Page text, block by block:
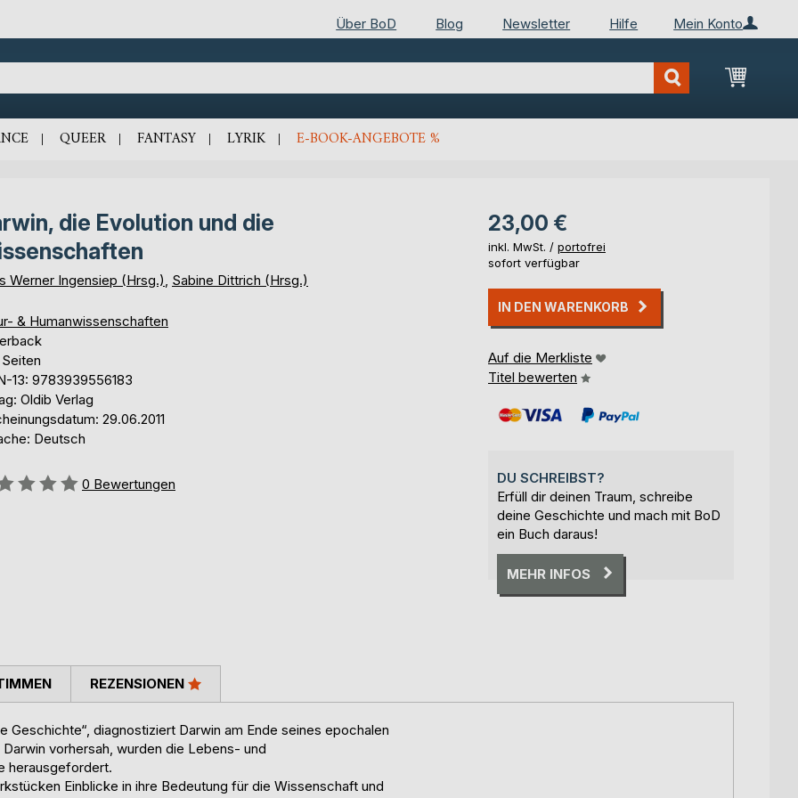
Mein Konto
Über BoD Blog Newsletter Hilfe
Mein
QUEER FANTASY LYRIK E-BOOK-ANGEBOTE %
die Evolution und die
Werner Ingensiep (Hrsg.) Sabine Dittrich (Hrsg.)
& Humanwissenschaften
13: 9783939556183
Oldib Verlag
29.06.2011
Deutsch
0 Bewertungen
23,00 €
inkl. MwSt. / portofrei
sofort verfügbar
IN DEN WARENKORB
Auf die Merkliste
Titel bewerten
DU SCHREIBST?
Erfüll dir deinen Traum, schreibe
deine Geschichte und mach mit BoD
ein Buch daraus!
MEHR INFOS
Geschichte“, diagnostiziert Darwin am Ende seines epochalen
vorhersah, wurden die Lebens- und
herausgefordert.
Einblicke in ihre Bedeutung für die Wissenschaft und
REZENSIONEN